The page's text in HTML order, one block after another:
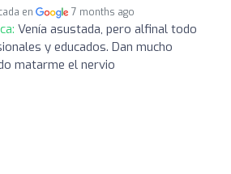
en 7 months ago
Venía asustada, pero alfinal todo
y educados. Dan mucho
matarme el nervio